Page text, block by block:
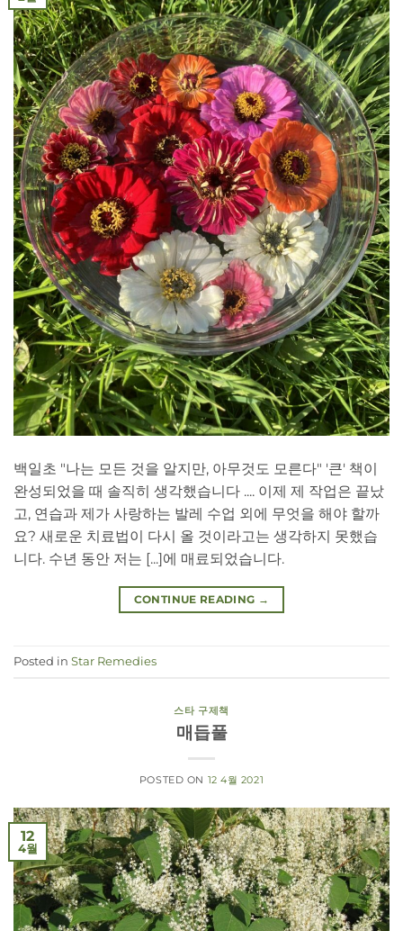
백일초 "나는 모든 것을 알지만, 아무것도 모른다" '큰' 책이
완성되었을 때 솔직히 생각했습니다 .... 이제 제 작업은 끝났
고, 연습과 제가 사랑하는 발레 수업 외에 무엇을 해야 할까
요? 새로운 치료법이 다시 올 것이라고는 생각하지 못했습
니다. 수년 동안 저는 [...]에 매료되었습니다.
CONTINUE READING →
Posted in Star Remedies
스타 구제책
매듭풀
POSTED ON 12 4월 2021
12
4월